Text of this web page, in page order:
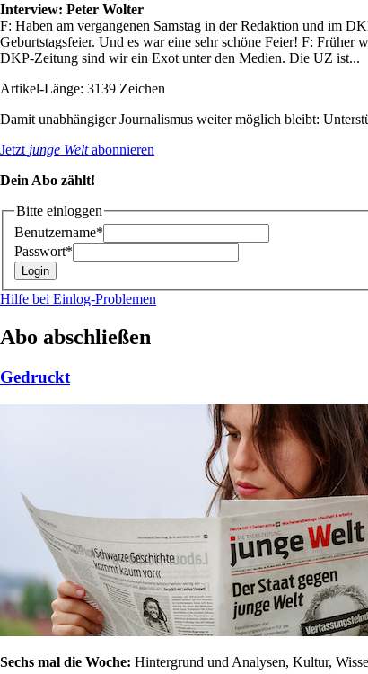
Interview: Peter Wolter
F: Haben am vergangenen Samstag in der Redaktion und im
Geburtstagsfeier. Und es war eine sehr schöne Feier! F:
DKP-Zeitung sind wir ein Exot unter den Medien. Die UZ ist...
Artikel-Länge: 3139 Zeichen
Damit unabhängiger Journalismus weiter möglich bleibt:
Jetzt junge Weltabonnieren
Dein Abo zählt!
Bitte einloggen
Benutzername*
Passwort*
Hilfe bei Einlog-Problemen
Abo abschließen
Gedruckt
Sechs mal die Woche: Hintergrund und Analysen, Kultur,